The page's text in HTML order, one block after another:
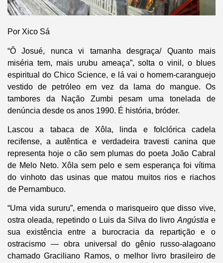
Por Xico Sá
“Ô Josué, nunca vi tamanha desgraça/ Quanto mais
miséria tem, mais urubu ameaça”, solta o vinil, o blues
espiritual do Chico Science, e lá vai o homem-caranguejo
vestido de petróleo em vez da lama do mangue. Os
tambores da Nação Zumbi pesam uma tonelada de
denúncia desde os anos 1990. É história, bróder.
Lascou a tabaca de Xôla, linda e folclórica cadela
recifense, a autêntica e verdadeira travesti canina que
representa hoje o cão sem plumas do poeta João Cabral
de Melo Neto. Xôla sem pelo e sem esperança foi vítima
do vinhoto das usinas que matou muitos rios e riachos
de Pernambuco.
“Uma vida sururu”, emenda o marisqueiro que disso vive,
ostra oleada, repetindo o Luis da Silva do livroAngústia e
sua existência entre a burocracia da repartição e o
ostracismo — obra universal do gênio russo-alagoano
chamado Graciliano Ramos, o melhor livro brasileiro de